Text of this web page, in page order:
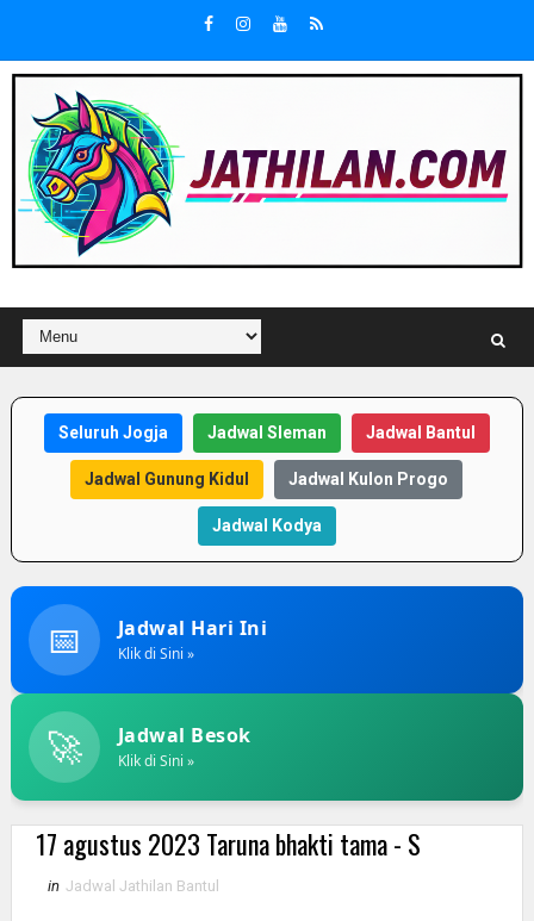
Seluruh Jogja Jadwal Sleman Jadwal Bantul
Jadwal Gunung Kidul Jadwal Kulon Progo
Jadwal Kodya
📅 Jadwal Hari Ini
Klik di Sini »
🚀 Jadwal Besok
Klik di Sini »
17 agustus 2023 Taruna bhakti tama - S
in Jadwal Jathilan Bantul